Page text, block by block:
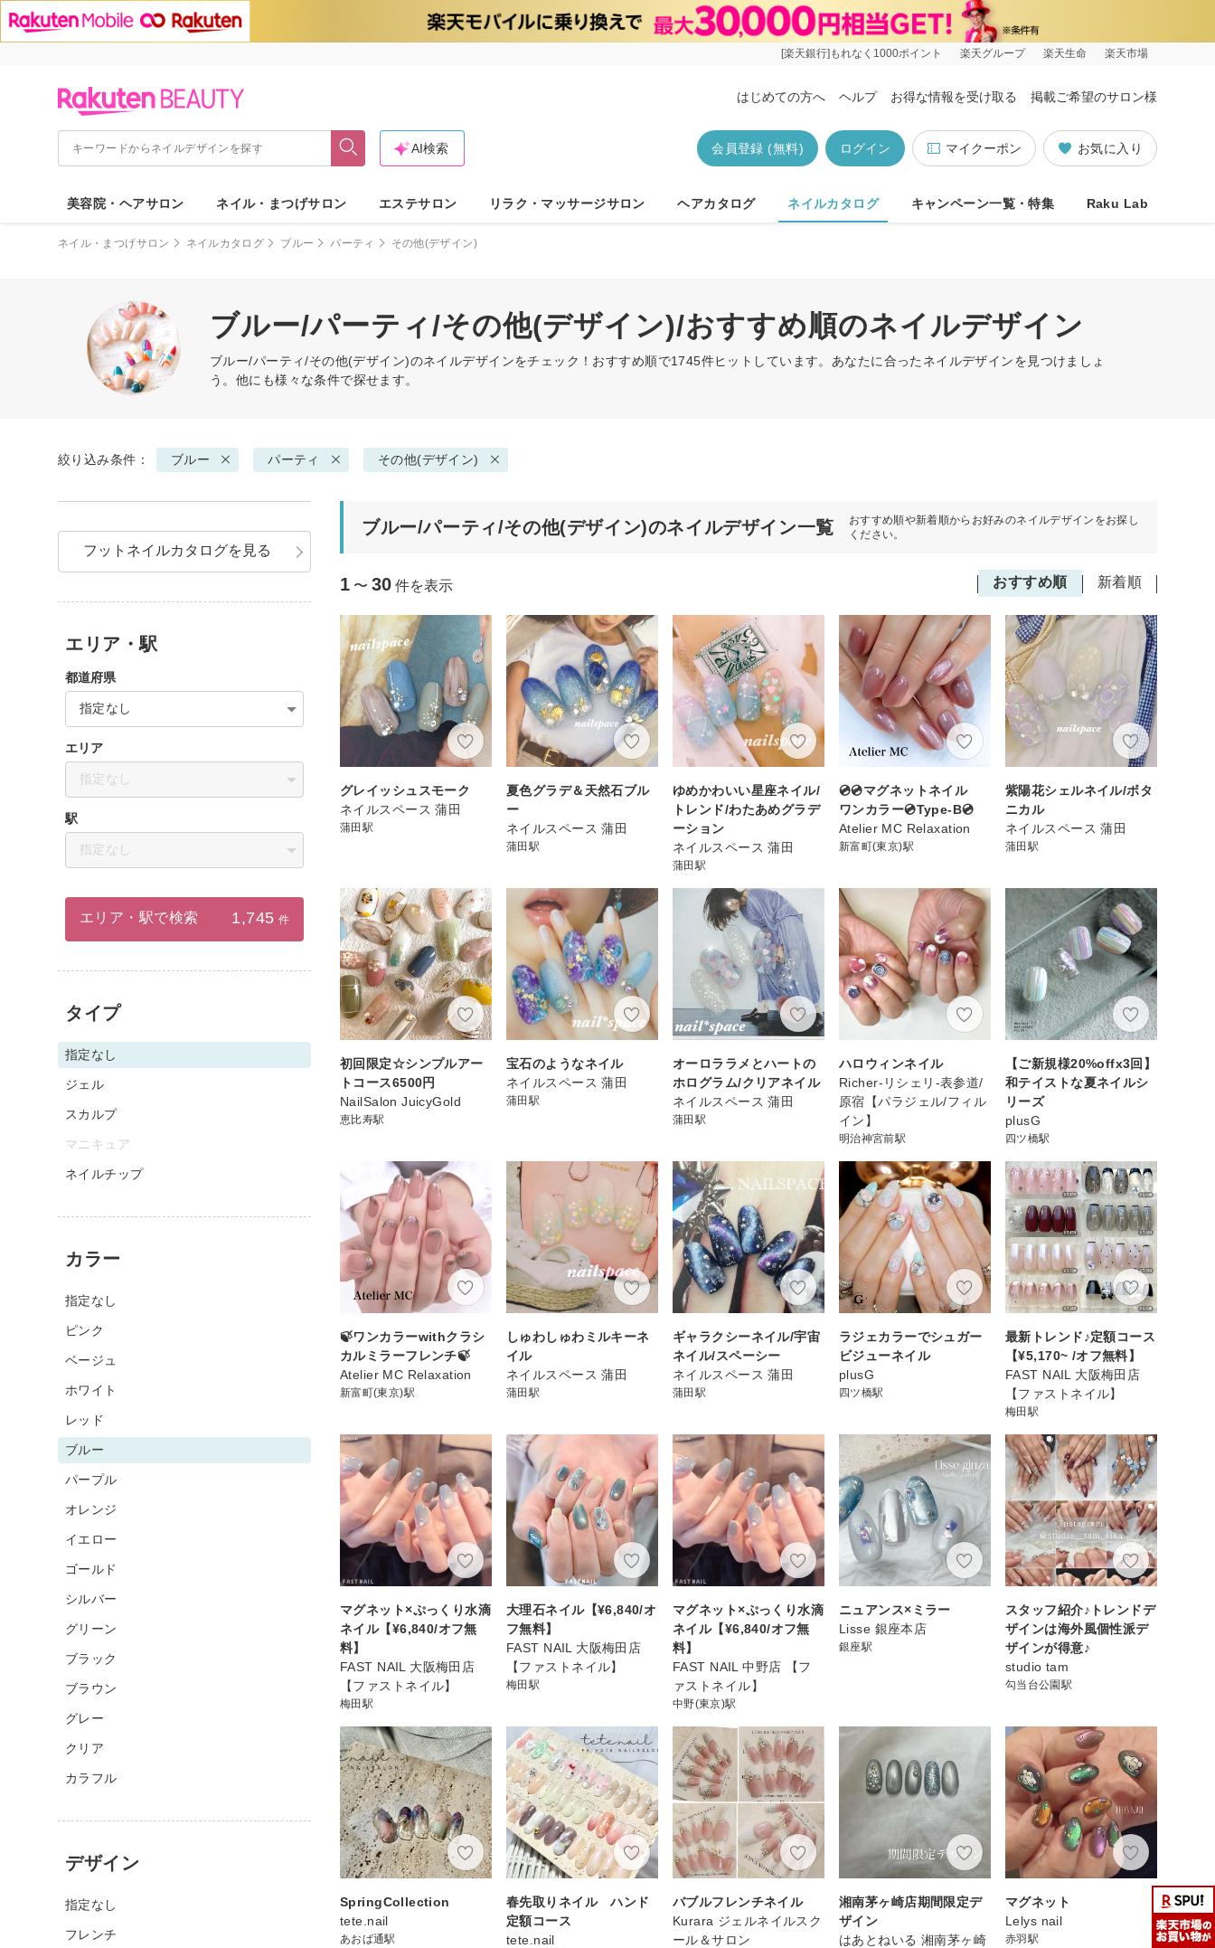
[楽天銀行]もれなく1000ポイント 楽天グループ 楽天生命 楽天市場
はじめての方へ ヘルプ お得な情報を受け取る 掲載ご希望のサロン様
お気に入り
マイクーポン
ログイン
会員登録 (無料)
AI検索
美容院・ヘアサロン ネイル・まつげサロン エステサロン リラク・マッサージサロン ヘアカタログ ネイルカタログ キャンペーン一覧・特集 Raku Lab
ネイル・まつげサロン ネイルカタログ ブルー パーティ その他(デザイン)
ブルー/パーティ/その他(デザイン)/おすすめ順のネイルデザイン
ブルー/パーティ/その他(デザイン)のネイルデザインをチェック！おすすめ順で1745件ヒットしています。あなたに合ったネイルデザインを見つけましょ
う。他にも様々な条件で探せます。
絞り込み条件： ブルー パーティ その他(デザイン)
ブルー/パーティ/その他(デザイン)のネイルデザイン一覧
おすすめ順や新着順からお好みのネイルデザインをお探し
ください。
おすすめ順 新着順
1 〜 30 件を表示
グレイッシュスモーク
ネイルスペース 蒲田
蒲田駅
夏色グラデ＆天然石ブル
ー
ネイルスペース 蒲田
蒲田駅
ゆめかわいい星座ネイル/
トレンド/わたあめグラデ
ーション
ネイルスペース 蒲田
蒲田駅
💿💿マグネットネイル
ワンカラー💿Type-B💿
Atelier MC Relaxation
新富町(東京)駅
紫陽花シェルネイル/ボタ
ニカル
ネイルスペース 蒲田
蒲田駅
初回限定☆シンプルアー
トコース6500円
NailSalon JuicyGold
恵比寿駅
宝石のようなネイル
ネイルスペース 蒲田
蒲田駅
オーロララメとハートの
ホログラム/クリアネイル
ネイルスペース 蒲田
蒲田駅
ハロウィンネイル
Richer-リシェリ-表参道/
原宿【パラジェル/フィル
イン】
明治神宮前駅
【ご新規様20%offx3回】
和テイストな夏ネイルシ
リーズ
plusG
四ツ橋駅
🍃ワンカラーwithクラシ
カルミラーフレンチ🍃
Atelier MC Relaxation
新富町(東京)駅
しゅわしゅわミルキーネ
イル
ネイルスペース 蒲田
蒲田駅
ギャラクシーネイル/宇宙
ネイル/スペーシー
ネイルスペース 蒲田
蒲田駅
ラジェカラーでシュガー
ビジューネイル
plusG
四ツ橋駅
最新トレンド♪定額コース
【¥5,170~ /オフ無料】
FAST NAIL 大阪梅田店
【ファストネイル】
梅田駅
マグネット×ぷっくり水滴
ネイル【¥6,840/オフ無
料】
FAST NAIL 大阪梅田店
【ファストネイル】
梅田駅
大理石ネイル【¥6,840/オ
フ無料】
FAST NAIL 大阪梅田店
【ファストネイル】
梅田駅
マグネット×ぷっくり水滴
ネイル【¥6,840/オフ無
料】
FAST NAIL 中野店 【フ
ァストネイル】
中野(東京)駅
ニュアンス×ミラー
Lisse 銀座本店
銀座駅
スタッフ紹介♪トレンドデ
ザインは海外風個性派デ
ザインが得意♪
studio tam
勾当台公園駅
SpringCollection
tete.nail
あおば通駅
春先取りネイル ハンド
定額コース
tete.nail
バブルフレンチネイル
Kurara ジェルネイルスク
ール＆サロン
湘南茅ヶ崎店期間限定デ
ザイン
はあとねいる 湘南茅ヶ崎
マグネット
Lelys nail
赤羽駅
フットネイルカタログを見る
エリア・駅
都道府県
指定なし
エリア
指定なし
駅
指定なし
エリア・駅で検索 1,745 件
タイプ
指定なし
ジェル
スカルプ
マニキュア
ネイルチップ
カラー
指定なし
ピンク
ベージュ
ホワイト
レッド
ブルー
パープル
オレンジ
イエロー
ゴールド
シルバー
グリーン
ブラック
ブラウン
グレー
クリア
カラフル
デザイン
指定なし
フレンチ